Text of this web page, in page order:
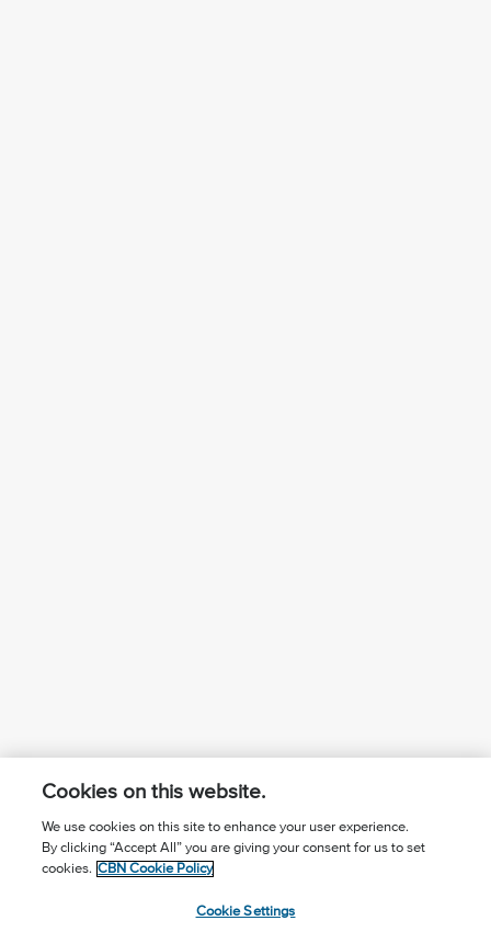
¿Conoces a Jesús?
Suscríbase al boletín
Seguir Mundo Cristiano
Cookies on this website.
We use cookies on this site to enhance your user experience.
By clicking “Accept All” you are giving your consent for us to set
cookies. CBN Cookie Policy
Cookie Settings